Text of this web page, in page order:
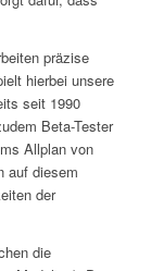
präzise
hierbei unsere
seit 1990
Beta-Tester
Allplan von
auf diesem
der
die